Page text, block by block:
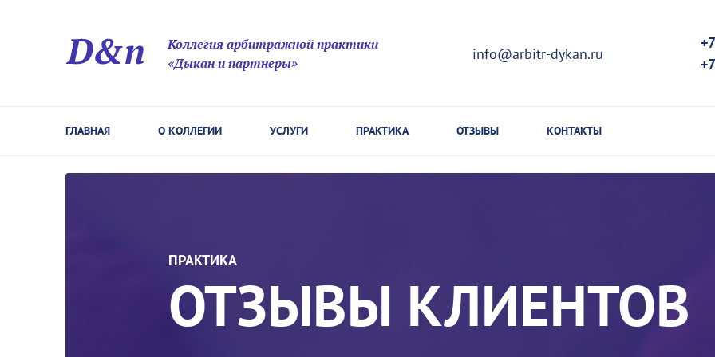
Коллегия арбитражной практики
«Дыкан и партнеры»
info@arbitr-dykan.ru
ГЛАВНАЯ О КОЛЛЕГИИ УСЛУГИ ПРАКТИКА ОТЗЫВЫ КОНТАКТЫ
ПРАКТИКА
ОТЗЫВЫ КЛИЕНТОВ